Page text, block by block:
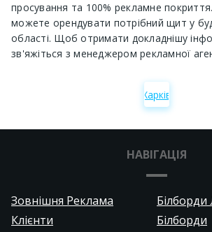
просування та 100% рекламне
можете орендувати потрібний щит у
області. Щоб отримати докладнішу
зв'яжіться з менеджером рекламної
Харків
НАВІГАЦІЯ
Зовнішня Реклама
Білборди
Клієнти
Білборди